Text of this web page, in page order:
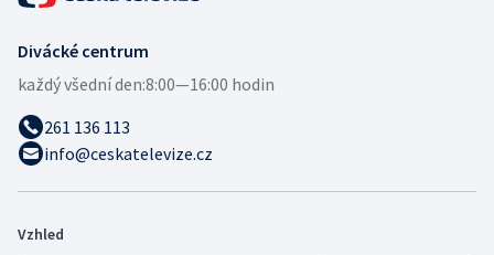
Divácké centrum
každý všední den:8:00—16:00 hodin
261 136 113
info@ceskatelevize.cz
Vzhled